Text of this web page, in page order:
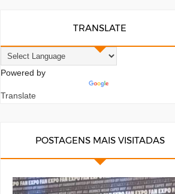
TRANSLATE
Powered by
Translate
POSTAGENS MAIS VISITADAS